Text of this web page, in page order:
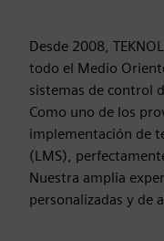
Desde 2008,
todo el Medio
sistemas de control
Como uno de los
implementación de
(LMS),
Nuestra amplia
personalizadas y de